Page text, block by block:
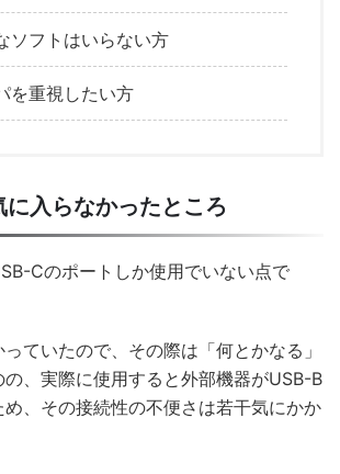
ソフトはいらない方
を重視したい方
入らなかったところ
Cのポートしか使用でいない点で
ていたので、その際は「何とかなる」
の、実際に使用すると外部機器がUSB-B
、その接続性の不便さは若干気にかか